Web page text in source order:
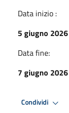
Data inizio :
5 giugno 2026
Data fine:
7 giugno 2026
Condividi